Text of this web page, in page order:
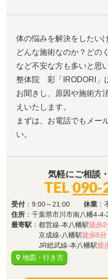
体の悩みを解決をしたい
どんな施術なのか？どの
など不安な方も多いと思
整体院 彩「IRODORI」
お聞きし、原因や施術方
えいたします。
まずは、お電話でもメー
い。
気軽にご相談
TEL 090-
受付 ：9:00～21:00休業 ：
住所 ：千葉県市川市南八幡4-
最寄駅 ：都営線-本八幡駅徒歩2
京成線-八幡駅徒歩5分
JR総武線-本八幡駅徒
地図・行き方